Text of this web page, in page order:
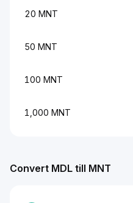
20 MNT
50 MNT
100 MNT
1,000 MNT
Convert MDL till MNT